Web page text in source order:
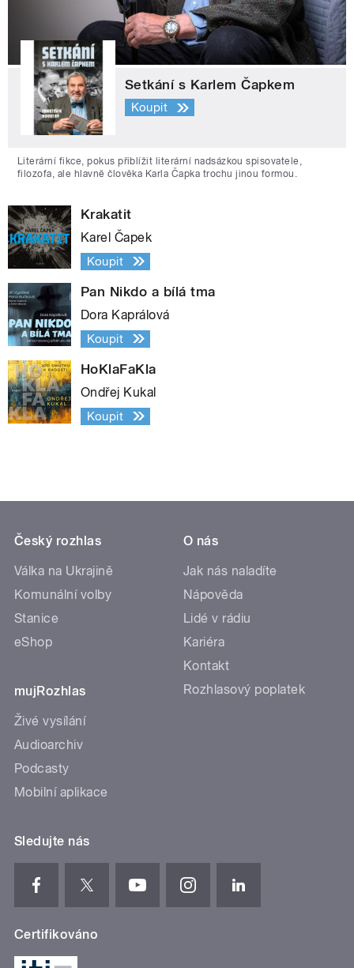
Setkání s Karlem Čapkem
Koupit
Literární fikce, pokus přiblížit literární nadsázkou spisovatele,
filozofa, ale hlavně člověka Karla Čapka trochu jinou formou.
Krakatit
Karel Čapek
Koupit
Pan Nikdo a bílá tma
Dora Kaprálová
Koupit
HoKlaFaKla
Ondřej Kukal
Koupit
Český rozhlas
Válka na Ukrajině
Komunální volby
Stanice
eShop
mujRozhlas
Živé vysílání
Audioarchiv
Podcasty
Mobilní aplikace
O nás
Jak nás naladíte
Nápověda
Lidé v rádiu
Kariéra
Kontakt
Rozhlasový poplatek
Sledujte nás
Certifikováno